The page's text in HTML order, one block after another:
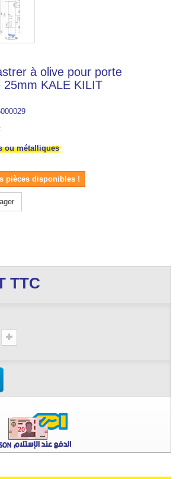
à olive pour porte
25mm KALE KILIT
ou métalliques
pièces disponibles !
TTC